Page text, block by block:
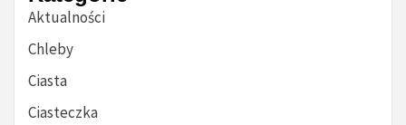
Aktualności
Chleby
Ciasta
Ciasteczka